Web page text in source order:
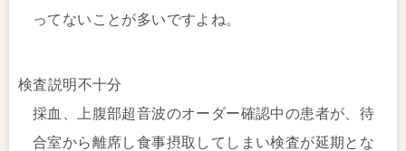
ってないことが多いですよね。
検査説明不十分
採血、上腹部超音波のオーダー確認中の患者が、待
合室から離席し食事摂取してしまい検査が延期とな